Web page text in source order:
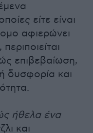
είτε είναι
αφιερώνει
επιβεβαίωση,
δυσφορία και
ήθελα ένα
και